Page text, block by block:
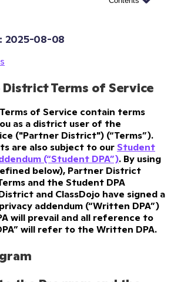
2025-08-08
District Terms of Service
of Service contain terms
as a district user of the
("Partner District") (“Terms”).
are also subject to our Student
(“Student DPA”). By using
below), Partner District
and the Student DPA
and ClassDojo have signed a
addendum (“Written DPA”)
will prevail and all reference to
will refer to the Written DPA.